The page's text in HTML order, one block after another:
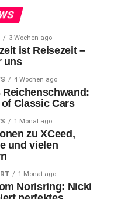
3 Wochen ago
ist Reisezeit –
uns
4 Wochen ago
Classic Cars
1 Monat ago
zu XCeed,
und vielen
1 Monat ago
Norisring: Nicki